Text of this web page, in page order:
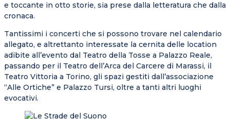
e toccante in otto storie, sia prese dalla letteratura che dalla
cronaca.
Tantissimi i concerti che si possono trovare nel calendario
allegato, e altrettanto interessate la cernita delle location
adibite all’evento dal Teatro della Tosse a Palazzo Reale,
passando per il Teatro dell’Arca del Carcere di Marassi, il
Teatro Vittoria a Torino, gli spazi gestiti dall’associazione
“Alle Ortiche” e Palazzo Tursi, oltre a tanti altri luoghi
evocativi.